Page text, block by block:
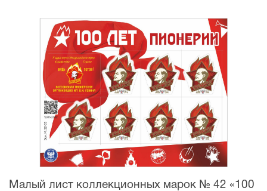
Малый лист коллекционных марок № 42 «100